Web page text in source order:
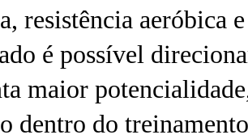
resistência aeróbica
é possível
maior
dentro do